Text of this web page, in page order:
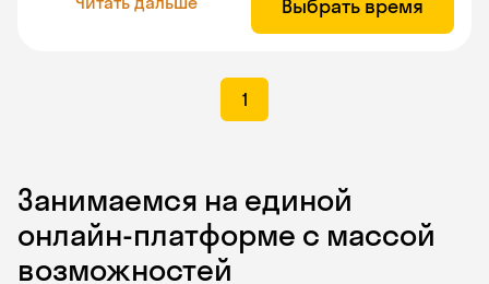
Выбрать время
1
Занимаемся на единой
онлайн-платформе с массой
возможностей